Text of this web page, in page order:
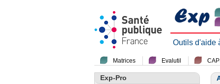
Outils d'aide
Matrices Evalutil
Exp-Pro